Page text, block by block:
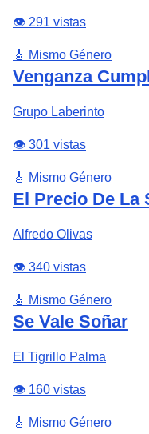
👁️ 291 vistas
🎸 Mismo Género
Venganza
Grupo Laberinto
👁️ 301 vistas
🎸 Mismo Género
El Precio De La
Alfredo Olivas
👁️ 340 vistas
🎸 Mismo Género
Se Vale Soñar
El Tigrillo Palma
👁️ 160 vistas
🎸 Mismo Género